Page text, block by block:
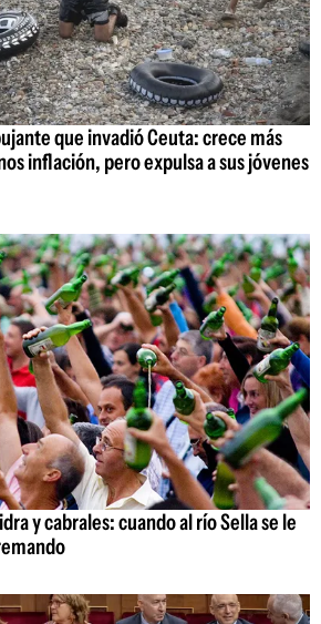
que invadió Ceuta: crece más
inflación, pero expulsa a sus jóvenes
y cabrales: cuando al río Sella se le